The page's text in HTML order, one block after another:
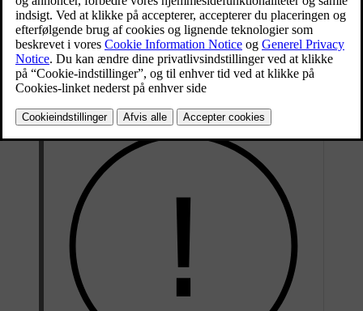
eller deaktivere denne funktionsmåde i indstillingerne.
Du kan bruge din Volvo Cars-app til at låse din bil op og i. Hvis du
har oprettet en digital nøgle på din telefon, kan du også bruge låse-
og oplåsningsknapperne i din enheds tegnebogsapp.